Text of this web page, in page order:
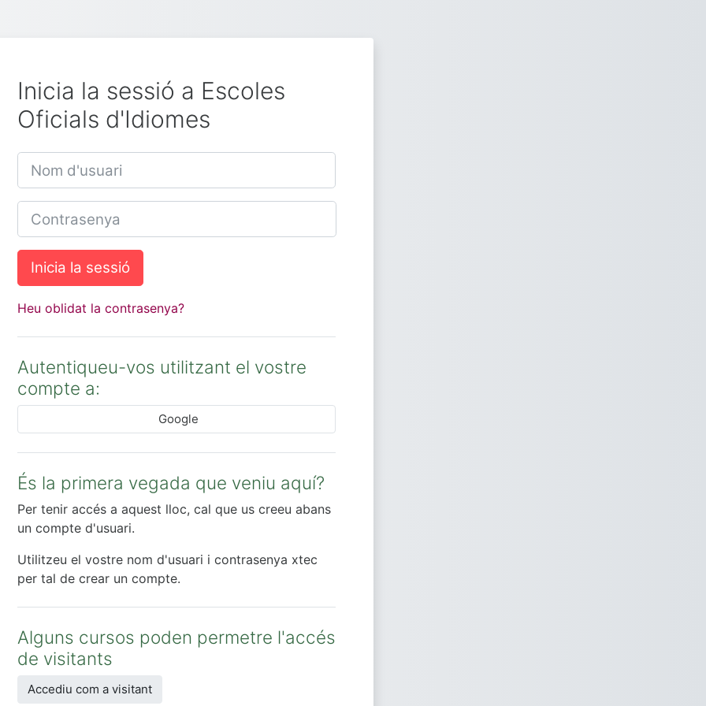
Inicia la sessió a Escoles
Oficials d'Idiomes
Nom d'usuari
Contrasenya
Inicia la sessió
Heu oblidat la contrasenya?
Autentiqueu-vos utilitzant el vostre
compte a:
Google
És la primera vegada que veniu aquí?
Per tenir accés a aquest lloc, cal que us creeu abans
un compte d'usuari.
Utilitzeu el vostre nom d'usuari i contrasenya xtec
per tal de crear un compte.
Alguns cursos poden permetre l'accés
de visitants
Accediu com a visitant